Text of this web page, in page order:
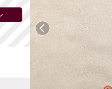
前へ